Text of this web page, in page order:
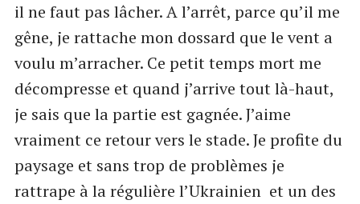
il ne faut pas lâcher. A l’arrêt, parce qu’il me
gêne, je rattache mon dossard que le vent a
voulu m’arracher. Ce petit temps mort me
décompresse et quand j’arrive tout là-haut,
je sais que la partie est gagnée. J’aime
vraiment ce retour vers le stade. Je profite du
paysage et sans trop de problèmes je
rattrape à la régulière l’Ukrainien et un des